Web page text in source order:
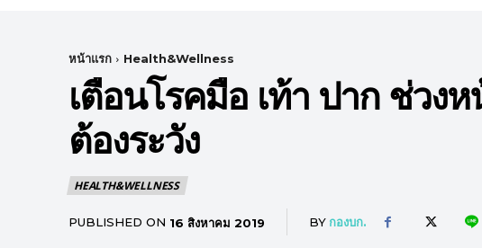
หน้าแรก Health&Wellness
เตือนโรคมือ เท้า ปาก ช่วงห
ต้องระวัง
HEALTH&WELLNESS
PUBLISHED ON 16 สิงหาคม 2019 BY กองบก.